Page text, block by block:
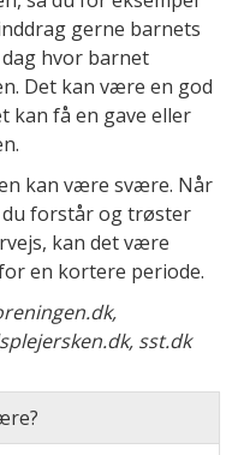
gerne barnets
hvor barnet
Det kan være en god
kan få en gave eller
kan være svære. Når
forstår og trøster
kan det være
en kortere periode.
sst.dk